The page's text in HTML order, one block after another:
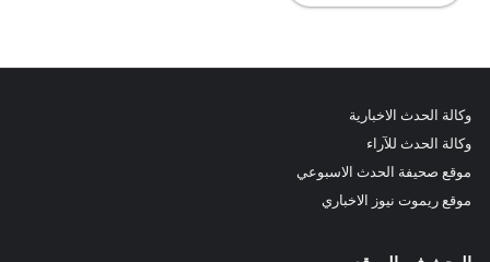
وكالة الحدث الاخبارية
وكالة الحدث للآراء
موقع صحيفة الحدث الاسبوعي
موقع ريموت نيوز الاخباري